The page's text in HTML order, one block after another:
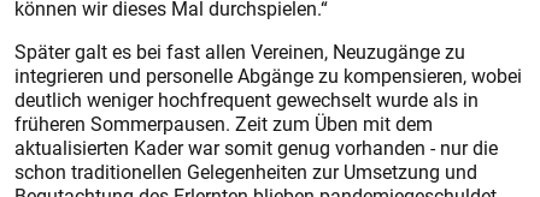
können wir dieses Mal durchspielen.“
Später galt es bei fast allen Vereinen, Neuzugänge zu
integrieren und personelle Abgänge zu kompensieren, wobei
deutlich weniger hochfrequent gewechselt wurde als in
früheren Sommerpausen. Zeit zum Üben mit dem
aktualisierten Kader war somit genug vorhanden - nur die
schon traditionellen Gelegenheiten zur Umsetzung und